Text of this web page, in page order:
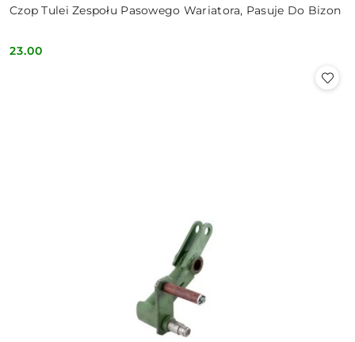
Czop Tulei Zespołu Pasowego Wariatora, Pasuje Do Bizon
Cena:
23.00